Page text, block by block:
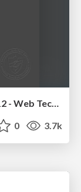
Future Trends and Review - Lecture 12 - Web Technologies (1019888BNR)
0 3.7k